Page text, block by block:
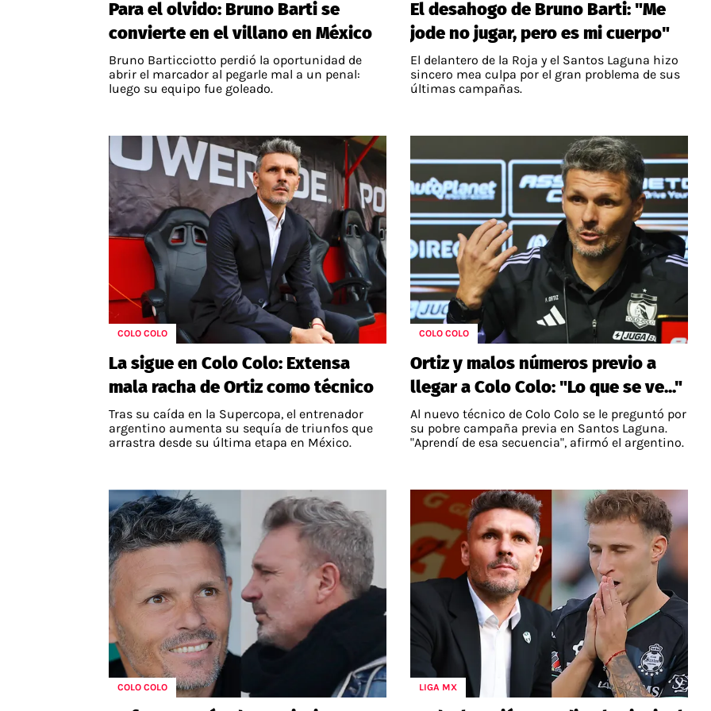
Para el olvido: Bruno Barti se
convierte en el villano en México
Bruno Barticciotto perdió la oportunidad de
abrir el marcador al pegarle mal a un penal:
luego su equipo fue goleado.
El desahogo de Bruno Barti: "Me
jode no jugar, pero es mi cuerpo"
El delantero de la Roja y el Santos Laguna hizo
sincero mea culpa por el gran problema de sus
últimas campañas.
COLO COLO
La sigue en Colo Colo: Extensa
mala racha de Ortiz como técnico
Tras su caída en la Supercopa, el entrenador
argentino aumenta su sequía de triunfos que
arrastra desde su última etapa en México.
COLO COLO
Ortiz y malos números previo a
llegar a Colo Colo: "Lo que se ve..."
Al nuevo técnico de Colo Colo se le preguntó por
su pobre campaña previa en Santos Laguna.
"Aprendí de esa secuencia", afirmó el argentino.
COLO COLO LIGA MX